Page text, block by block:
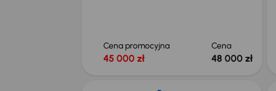
Cena promocyjna
45 000 zł
Cena
48 000 zł
Taniej o 1 000 zł